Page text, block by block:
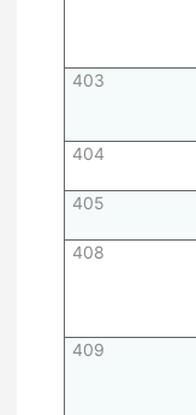
403
404
405
408
409